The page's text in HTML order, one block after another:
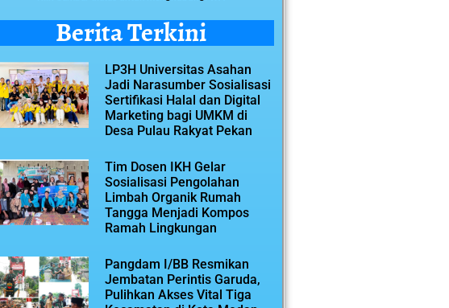
Berita Terkini
LP3H Universitas Asahan
Jadi Narasumber Sosialisasi
Sertifikasi Halal dan Digital
Marketing bagi UMKM di
Desa Pulau Rakyat Pekan
Tim Dosen IKH Gelar
Sosialisasi Pengolahan
Limbah Organik Rumah
Tangga Menjadi Kompos
Ramah Lingkungan
Pangdam I/BB Resmikan
Jembatan Perintis Garuda,
Pulihkan Akses Vital Tiga